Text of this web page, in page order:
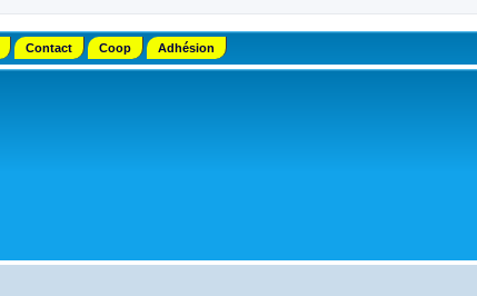
Contact Coop Adhésion